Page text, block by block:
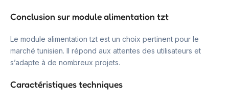
Conclusion sur module alimentation tzt
Le module alimentation tzt est un choix pertinent pour le
marché tunisien. Il répond aux attentes des utilisateurs et
s’adapte à de nombreux projets.
Caractéristiques techniques